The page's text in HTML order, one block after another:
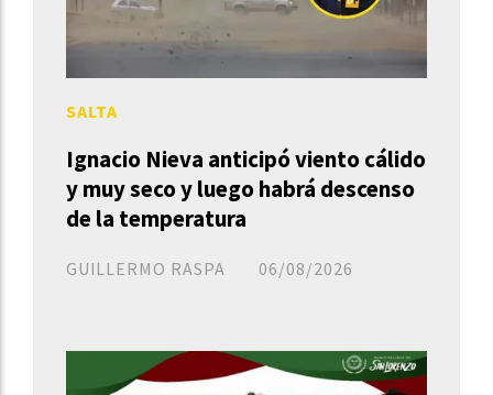
Ignacio Nieva anticipó viento cálido
y muy seco y luego habrá descenso
de la temperatura
GUILLERMO RASPA
SALTA
06/08/2026